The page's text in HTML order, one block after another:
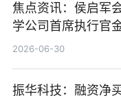
焦点资讯：侯启军
学公司首席执行官
2026-06-30
振华科技：融资净